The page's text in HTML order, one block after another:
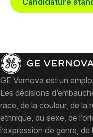
GE Vernova est un
Les décisions
race, de la couleur, de la
ethnique, du sexe, de
l’expression de genre,